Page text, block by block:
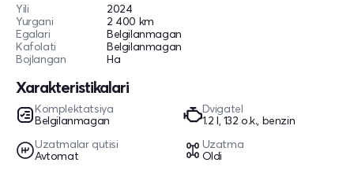
Yili
2024
Yurgani
2 400 km
Egalari
Belgilanmagan
Kafolati
Belgilanmagan
Bojlangan
Ha
Xarakteristikalari
Komplektatsiya
Belgilanmagan
Dvigatel
1.2 l, 132 o.k., benzin
Uzatmalar qutisi
Avtomat
Uzatma
Oldi